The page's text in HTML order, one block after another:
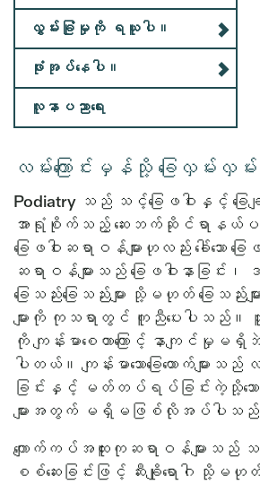
လွှမ်းခြုံမှုကို ရယူပါ။
ဖုံးအုပ်နေပါ။
လူနာပညာရေး
လမ်းကြောင်းမှန်သို့ ခြေလှမ်းလှမ်
Podiatry သည် သင့်ခြေဖဝါးနှင့် ခြေခ
အာရုံစိုက်သည့် ဆေးဘက်ဆိုင်ရာနယ်
ခြေဖဝါးဆရာဝန်များဟုလည်း ခေါ်သော ခြ
ဆရာဝန်များသည် ခြေဖဝါးနာခြင်း၊
ခြေသည်းခြေသည်းများ သို့မဟုတ် ခြေသည်းမ
များကို ကုသရာတွင် ကူညီပေးပါသည်။
ကို ကျန်းမာစေတာကြောင့် နာကျင်မှုမရှိဘဲ
ပါတယ်။ ကျန်းမာသောခြေထောက်များသည် လ
ခြင်းနှင့် မတ်တပ်ရပ်ခြင်းကဲ့သို့သေ
များအတွက် မရှိမဖြစ်လိုအပ်ပါသ
ကျောက်ကပ်အထူးကုဆရာဝန်များသည် သ
စစ်ဆေးခြင်းဖြင့် ဆီးချိုရောဂါ သို့